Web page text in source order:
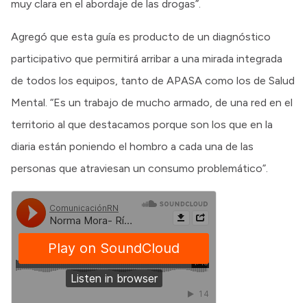
muy clara en el abordaje de las drogas”.
Agregó que esta guía es producto de un diagnóstico
participativo que permitirá arribar a una mirada integrada
de todos los equipos, tanto de APASA como los de Salud
Mental. “Es un trabajo de mucho armado, de una red en el
territorio al que destacamos porque son los que en la
diaria están poniendo el hombro a cada una de las
personas que atraviesan un consumo problemático”.